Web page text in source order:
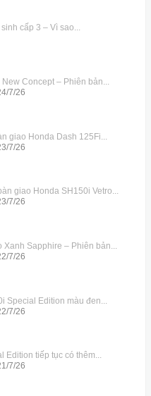
cấp 3 – Vì sao...
Concept – Phiên bản...
7/26
giao Honda Dash 125Fi...
7/26
giao Honda SH150i Vetro...
7/26
Xanh Sapphire – Phiên bản...
7/26
Special Edition màu đen...
7/26
Edition tiếp tục có thêm...
7/26